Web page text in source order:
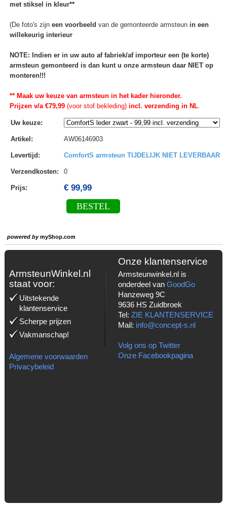
met stiksel in kleur**
(De foto's zijn een voorbeeld van de gemonteerde armsteun in een
willekeurig interieur
NOTE: Indien er in uw auto af fabriek/af importeur een (te korte)
armsteun gemonteerd is dan kunt u onze armsteun daar NIET op
monteren!!!
** Maak uw keuze van armsteun in het kader hieronder.
Prijzen v/a €79,99(voor stof bekleding)incl. verzending in NL.
Uw keuze:
Artikel : AW06146903
Levertijd : ComfortS armsteun TIJDELIJK NIET LEVERBAAR
Verzendkosten: 0
Prijs: € 99,99
BESTEL
powered bymyShop.com
ArmsteunWinkel.nl
staat voor:
Uitstekende
klantenservice
Scherpe prijzen
Vakmanschap!
Algemene voorwaarden
Privacybeleid
Onze klantenservice
Armsteunwinkel.nl is
onderdeel van GoodGo
Hanzeweg 9C
9636 HS Zuidbroek
Tel: ZIE KLANTENSERVICE
Mail: info@concept-s.nl
Volg ons op Twitter
Onze Facebookpagina